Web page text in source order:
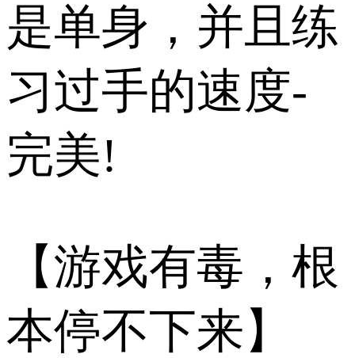
是单身，并且练
习过手的速度-
完美!
【游戏有毒，根
本停不下来】